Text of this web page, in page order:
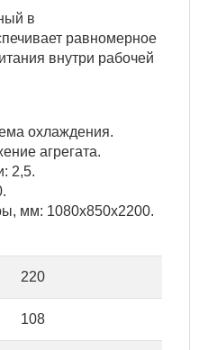
в
равномерное
внутри рабочей
охлаждения.
агрегата.
2,5.
мм: 1080х850х2200.
220
108